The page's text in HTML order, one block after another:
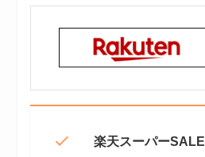
楽天スーパーSALE